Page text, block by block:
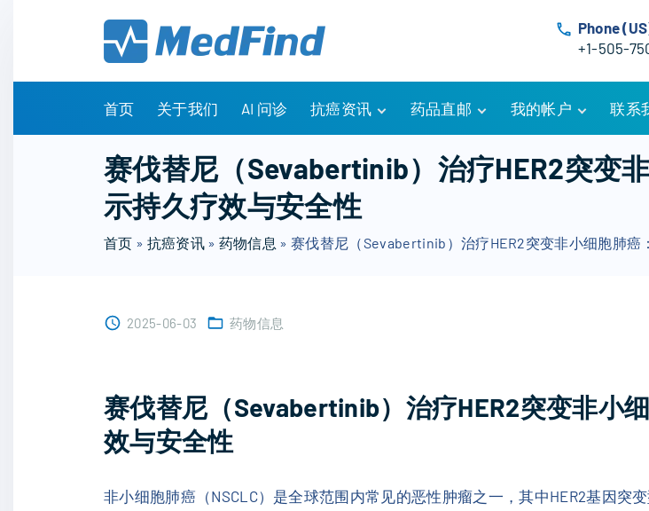
Phone
+1-505-
首页 关于我们 AI 问诊 抗癌资讯
有问有答
诊疗指南
药物信息
医改政策
药品直邮
购物车
订单追踪
我的帐户
账户详情
我的订单
联系
赛伐替尼（Sevabertinib）治疗HER2突变
示持久疗效与安全性
首页 » 抗癌资讯» 药物信息 »赛伐替尼（Sevabertinib）治疗HER2突变非小细胞肺癌
2025-06-03 药物信息
赛伐替尼（Sevabertinib）治疗HER2突变非小
效与安全性
非小细胞肺癌（NSCLC）是全球范围内常见的恶性肿瘤之一，其中HER2基因